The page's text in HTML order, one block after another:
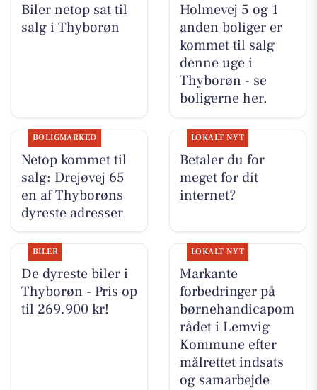
Biler netop sat til
salg i Thyborøn
Holmevej 5 og 1
anden boliger er
kommet til salg
denne uge i
Thyborøn - se
boligerne her.
BOLIGMARKED
Netop kommet til
salg: Drejøvej 65
en af Thyborøns
dyreste adresser
LOKALT NYT
Betaler du for
meget for dit
internet?
BILER
De dyreste biler i
Thyborøn - Pris op
til 269.900 kr!
LOKALT NYT
Markante
forbedringer på
børnehandicapom
rådet i Lemvig
Kommune efter
målrettet indsats
og samarbejde